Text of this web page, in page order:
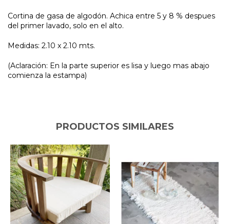
Cortina de gasa de algodón. Achica entre 5 y 8 % despues
del primer lavado, solo en el alto.
Medidas: 2.10 x 2.10 mts.
(Aclaración: En la parte superior es lisa y luego mas abajo
comienza la estampa)
PRODUCTOS SIMILARES